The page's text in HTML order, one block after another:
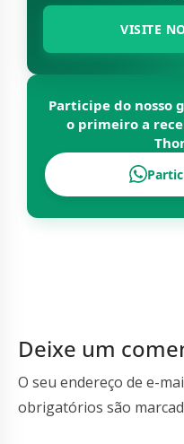
VISITE
Participe do nosso
o primeiro a
Deixe um
O seu endereço de e-
obrigatórios são